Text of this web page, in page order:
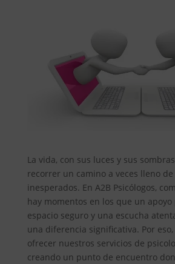
La vida, con sus luces y sus
recorrer un camino a veces lleno
inesperados. En A2B Psicólogos,
hay momentos en los que un
espacio seguro y una escucha
una diferencia significativa. Por
ofrecer nuestros servicios de
creando un punto de encuentro